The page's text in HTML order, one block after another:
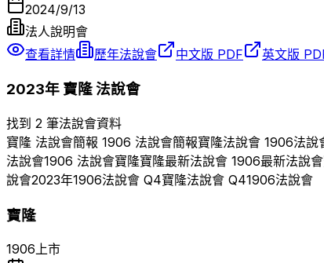
2024/9/13
法人說明會
查看詳情
歷年法說會 中文版 PDF 英文版
2023年 寶隆法說會
找到 2 筆法說會資料
寶隆 法說會簡報 1906 法說會簡報寶隆法說會 1906法說
法說會1906 法說會寶隆寶隆最新法說會 1906最新法說會
說會2023年1906法說會 Q4寶隆法說會 Q41906法說會
寶隆
1906上市